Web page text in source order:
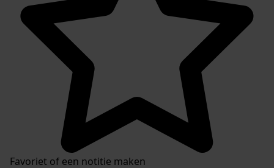
Favoriet of een notitie maken